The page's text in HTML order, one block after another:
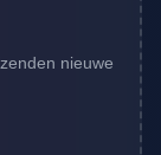
nieuwe